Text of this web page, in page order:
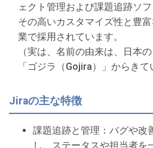
ェクト管理および課題追跡ソフ
その高いカスタマイズ性と豊
業で採用されています。
（実は、名前の由来は、日本
「ゴジラ（Gojira）」からきて
Jiraの主な特徴
課題追跡と管理：バグや改
し、ステータスや担当者を